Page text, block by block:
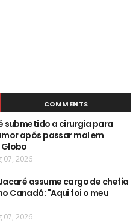
COMMENTS
submetido a cirurgia para
após passar mal em
07, 2026
Jacaré assume cargo de chefia
Canadá: "Aqui foi o meu
07, 2026